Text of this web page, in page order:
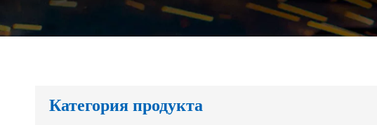
Категория продукта